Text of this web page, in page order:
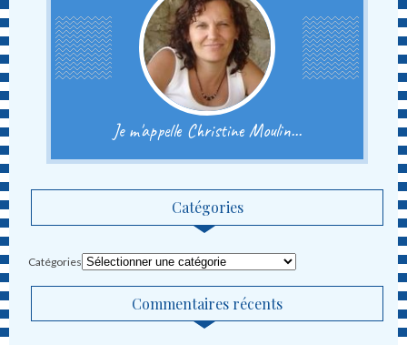
Je m'appelle Christine Moulin...
Catégories
Catégories
Commentaires récents